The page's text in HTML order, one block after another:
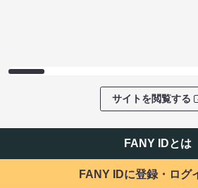
サイトを閲覧する
FANY IDとは
FANY IDに登録・ログ